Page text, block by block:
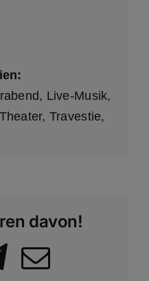
, Live-Musik,
Theater, Travestie,
davon!
Telegram
Email